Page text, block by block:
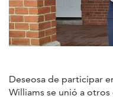
Deseosa de participar
Williams se unió a